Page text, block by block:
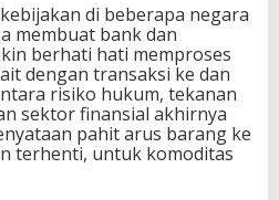
di beberapa negara
membuat bank dan
berhati hati memproses
dengan transaksi ke dan
risiko hukum, tekanan
sektor finansial akhirnya
pahit arus barang ke
terhenti, untuk komoditas